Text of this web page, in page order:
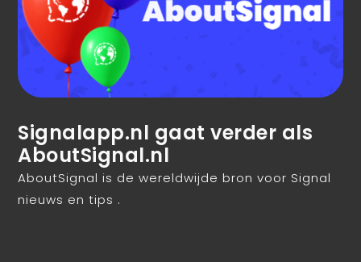
Signalapp.nl gaat verder als
AboutSignal.nl
AboutSignal is de wereldwijde bron voor Signal
nieuws en tips .